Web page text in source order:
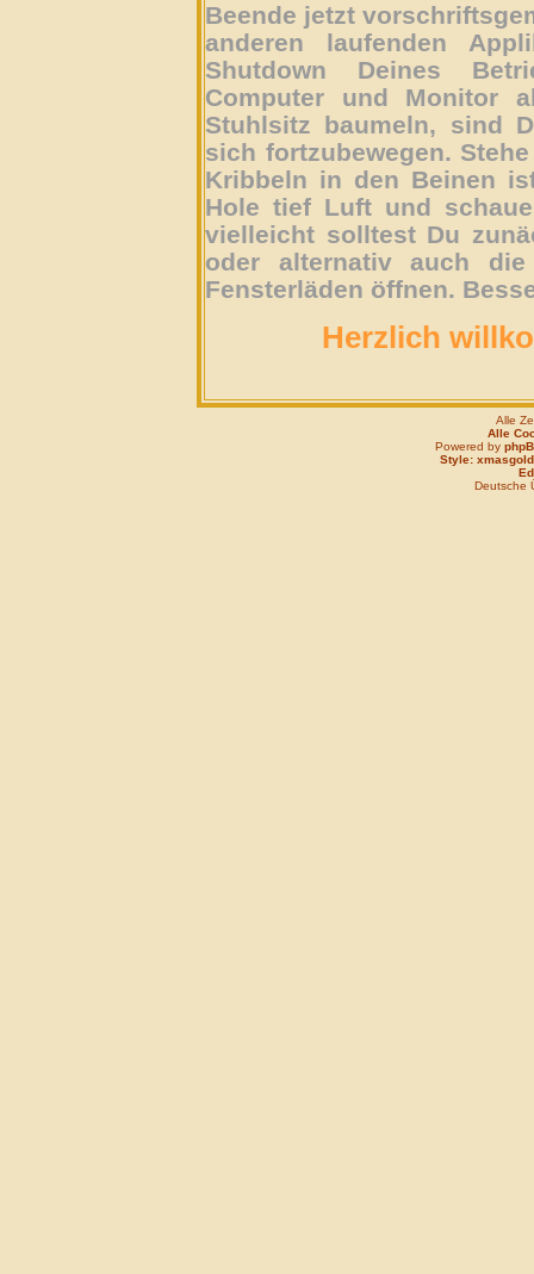
Beende jetzt
anderen laufenden
Shutdown Deines
Computer und Monitor
Stuhlsitz baumeln, sind
sich fortzubewegen.
Kribbeln in den Beinen
Hole tief Luft und
vielleicht solltest Du
oder alternativ auch
Fensterläden öffnen.
Herzlich
Alle
Alle
Powered by
Style: xmasgold
Deutsche